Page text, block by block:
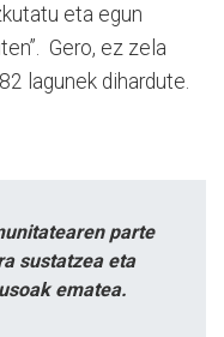
eta egun
Gero, ez zela
lagunek dihardute.
parte
sustatzea eta
ematea.